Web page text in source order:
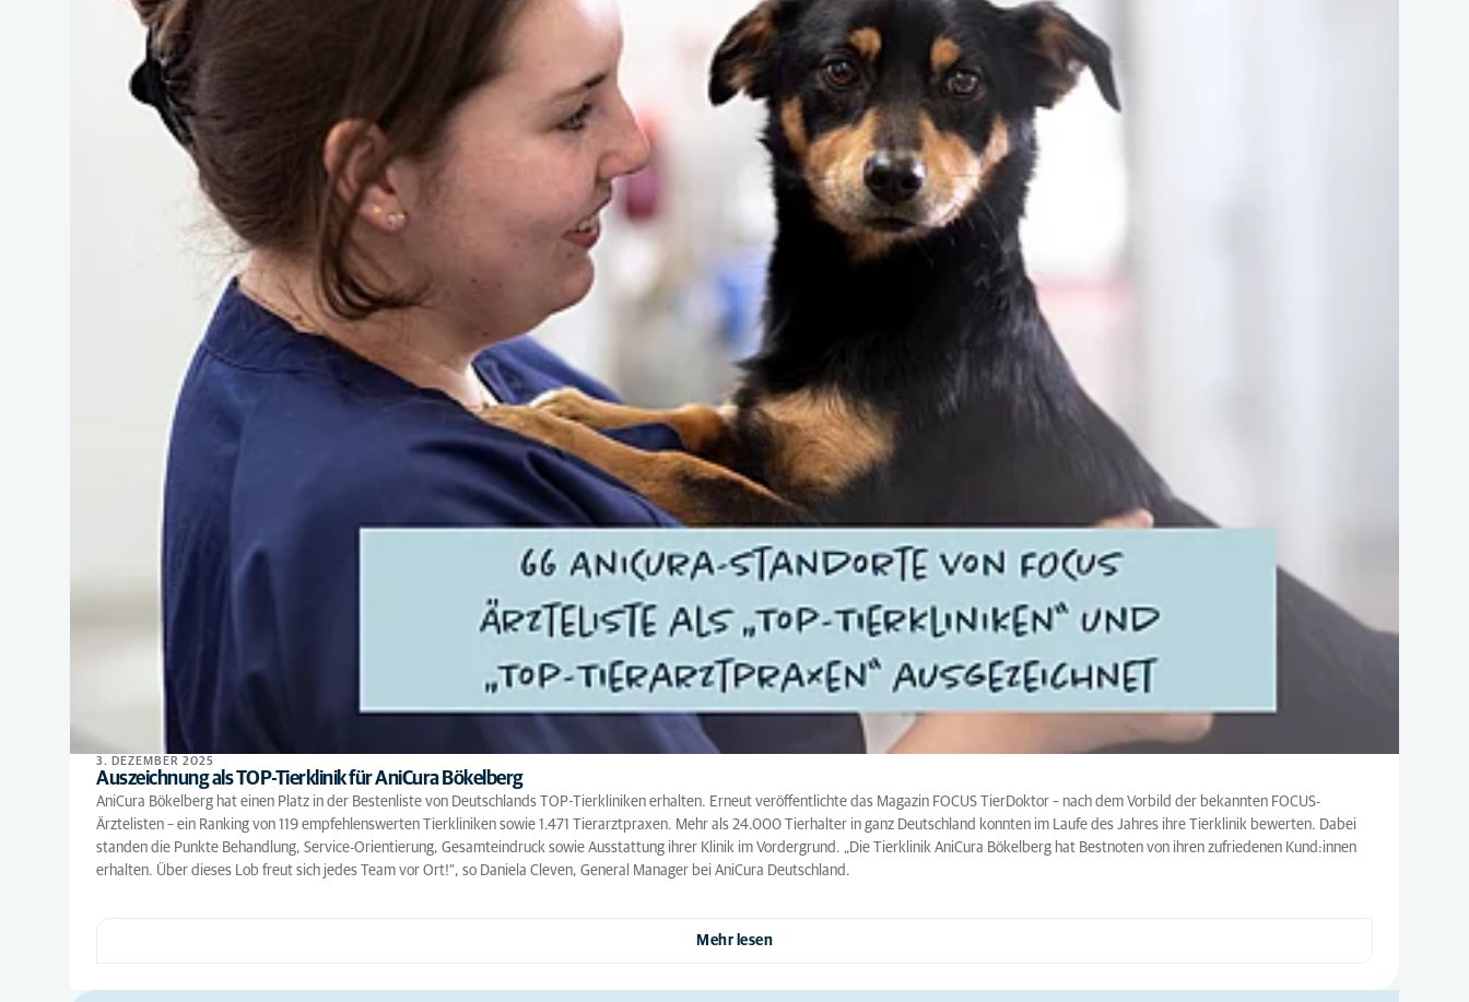
3. DEZEMBER 2025
Auszeichnung als TOP-Tierklinik für AniCura Bökelberg
AniCura Bökelberg hat einen Platz in der Bestenliste von Deutschlands TOP-Tierkliniken erhalten. Erneut veröffentlichte das Magazin FOCUS TierDoktor – nach dem Vorbild der bekannten FOCUS-
Ärztelisten – ein Ranking von 119 empfehlenswerten Tierkliniken sowie 1.471 Tierarztpraxen. Mehr als 24.000 Tierhalter in ganz Deutschland konnten im Laufe des Jahres ihre Tierklinik bewerten. Dabei
standen die Punkte Behandlung, Service-Orientierung, Gesamteindruck sowie Ausstattung ihrer Klinik im Vordergrund. „Die Tierklinik AniCura Bökelberg hat Bestnoten von ihren zufriedenen Kund:innen
erhalten. Über dieses Lob freut sich jedes Team vor Ort!“, so Daniela Cleven, General Manager bei AniCura Deutschland.
Mehr lesen